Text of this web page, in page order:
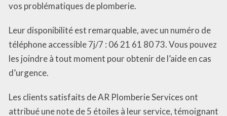
vos problématiques de plomberie.
Leur disponibilité est remarquable, avec un numéro de
téléphone accessible 7j/7 : 06 21 61 80 73. Vous pouvez
les joindre à tout moment pour obtenir de l’aide en cas
d’urgence.
Les clients satisfaits de AR Plomberie Services ont
attribué une note de 5 étoiles à leur service, témoignant